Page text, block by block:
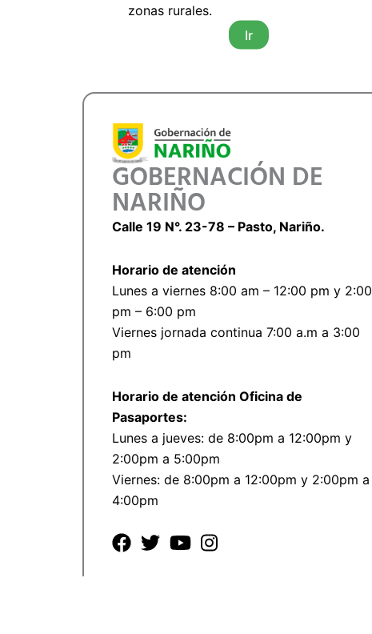
zonas rurales.
Ir
GOBERNACIÓN DE
NARIÑO
Calle 19 N°. 23-78 – Pasto, Nariño.
Horario de atención
Lunes a viernes 8:00 am – 12:00 pm y 2:00
pm – 6:00 pm
Viernes jornada continua 7:00 a.m a 3:00
pm
Horario de atención Oficina de
Pasaportes:
Lunes a jueves: de 8:00pm a 12:00pm y
2:00pm a 5:00pm
Viernes: de 8:00pm a 12:00pm y 2:00pm a
4:00pm